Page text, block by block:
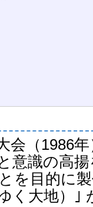
（1986
意識の高
を目的に
く大地）｣